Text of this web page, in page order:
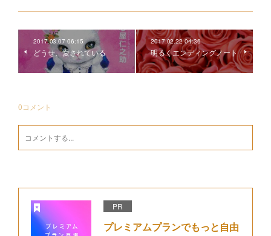
2017.03.07 06:15
どうせ、愛されている
2017.02.22 04:36
明るくエンディングノート
0コメント
PR
プレミアムプランでもっと自由